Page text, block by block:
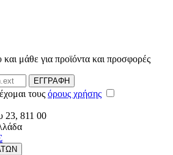
μάθε για προϊόντα και προσφορές
ΕΓΓΡΑΦΗ
τους όρους χρήσης
23, 811 00